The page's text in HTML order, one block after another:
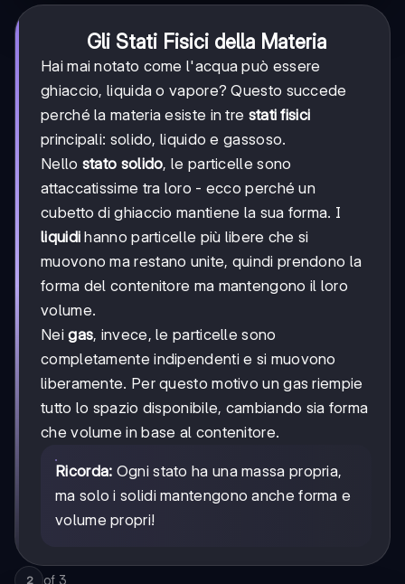
Gli Stati Fisici della Materia
Hai mai notato come l'acqua può essere
ghiaccio, liquida o vapore? Questo succede
perché la materia esiste in tre stati fisici
principali: solido, liquido e gassoso.
Nello stato solido, le particelle sono
attaccatissime tra loro - ecco perché un
cubetto di ghiaccio mantiene la sua forma. I
liquidi hanno particelle più libere che si
muovono ma restano unite, quindi prendono la
forma del contenitore ma mantengono il loro
volume.
Neigas, invece, le particelle sono
completamente indipendenti e si muovono
liberamente. Per questo motivo un gas riempie
tutto lo spazio disponibile, cambiando sia forma
che volume in base al contenitore.
Ricorda: Ogni stato ha una massa propria,
ma solo i solidi mantengono anche forma e
volume propri!
2 of 3